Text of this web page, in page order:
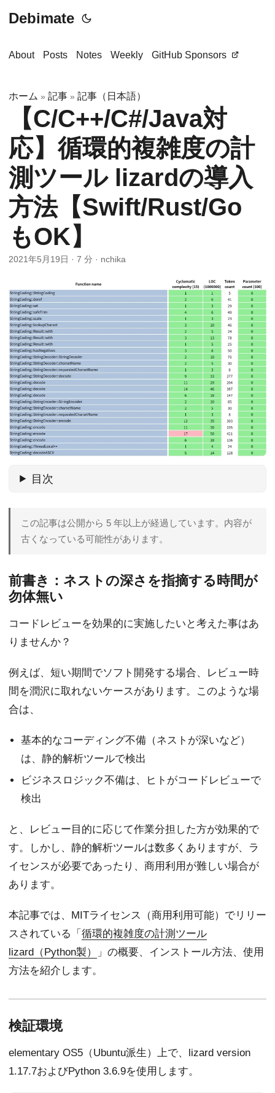
Debimate
About Posts Notes Weekly GitHub Sponsors
ホーム » 記事 » 記事（日本語）
【C/C++/C#/Java対
応】循環的複雑度の計
測ツール lizardの導入
方法【Swift/Rust/Go
もOK】
2021年5月19日 · 7 分 · nchika
目次
この記事は公開から 5 年以上が経過しています。内容が
古くなっている可能性があります。
前書き：ネストの深さを指摘する時間が
勿体無い
コードレビューを効果的に実施したいと考えた事はあ
りませんか？
例えば、短い期間でソフト開発する場合、レビュー時
間を潤沢に取れないケースがあります。このような場
合は、
基本的なコーディング不備（ネストが深いなど）
は、静的解析ツールで検出
ビジネスロジック不備は、ヒトがコードレビューで
検出
と、レビュー目的に応じて作業分担した方が効果的で
す。しかし、静的解析ツールは数多くありますが、ラ
イセンスが必要であったり、商用利用が難しい場合が
あります。
本記事では、MITライセンス（商用利用可能）でリリー
スされている「 循環的複雑度の計測ツール
lizard（Python製）
」の概要、インストール方法、使用
方法を紹介します。
検証環境
elementary OS5（Ubuntu派生）上で、lizard version
1.17.7およびPython 3.6.9を使用します。